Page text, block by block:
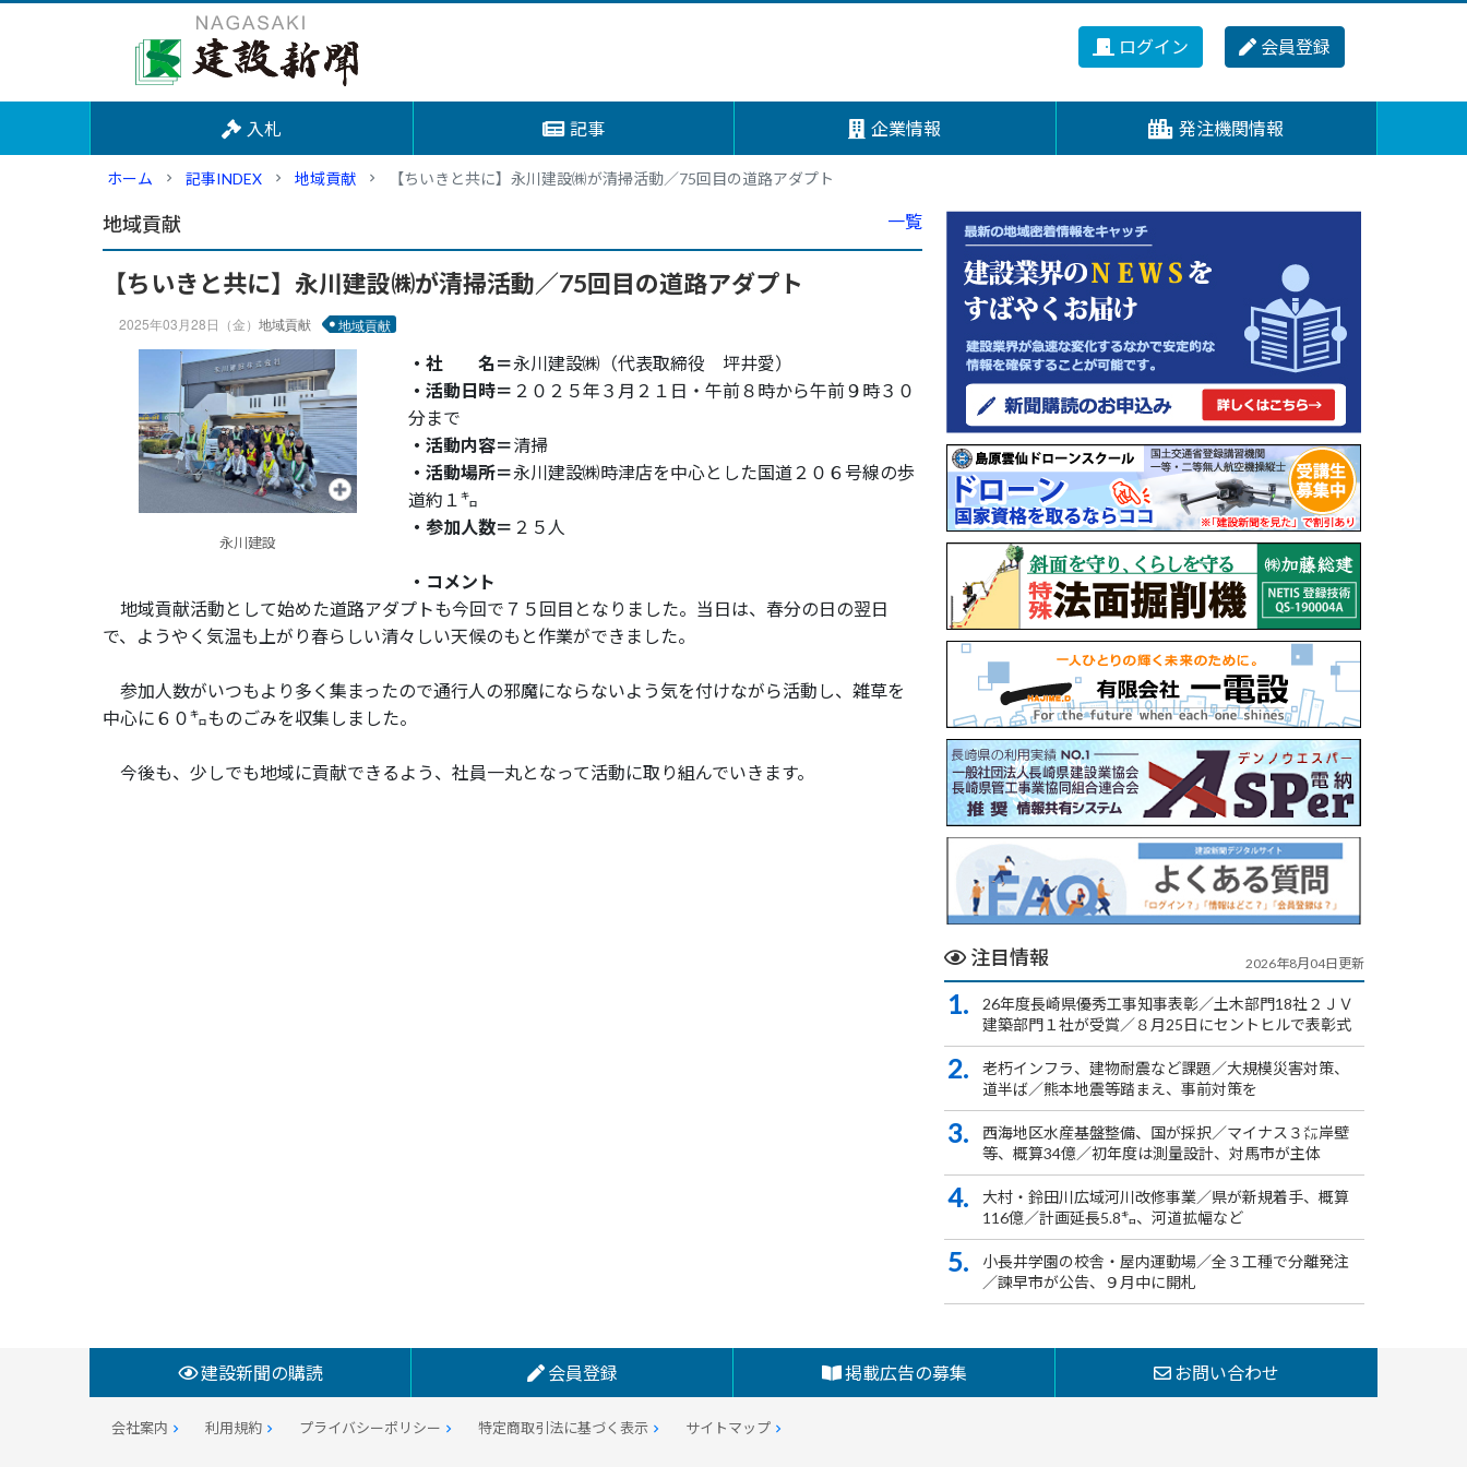
ログイン 会員登録
入札 記事 企業情報 発注機関情報
ホーム 記事INDEX 地域貢献 【ちいきと共に】永川建設㈱が清掃活動／75回目の道路アダプト
地域貢献 一覧
【ちいきと共に】永川建設㈱が清掃活動／75回目の道路アダプト
2025年03月28日（金） 地域貢献 地域貢献
永川建設
・社 名＝永川建設㈱（代表取締役 坪井愛）
・活動日時＝ ２０２５年３月２１日・午前８時から午前９時３０
分まで
・活動内容＝清掃
・活動場所＝永川建設㈱時津店を中心とした国道２０６号線の歩
道約１㌔
・参加人数＝ ２５人
・コメント
地域貢献活動として始めた道路アダプトも今回で７５回目となりました。当日は、春分の日の翌日
で、ようやく気温も上がり春らしい清々しい天候のもと作業ができました。
参加人数がいつもより多く集まったので通行人の邪魔にならないよう気を付けながら活動し、雑草を
中心に６０㌔ものごみを収集しました。
今後も、少しでも地域に貢献できるよう、社員一丸となって活動に取り組んでいきます。
注目情報 2026年8月04日更新
1.
26年度長崎県優秀工事知事表彰／土木部門18社２ＪＶ
建築部門１社が受賞／８月25日にセントヒルで表彰式
2.
老朽インフラ、建物耐震など課題／大規模災害対策、
道半ば／熊本地震等踏まえ、事前対策を
3.
西海地区水産基盤整備、国が採択／マイナス３㍍岸壁
等、概算34億／初年度は測量設計、対馬市が主体
4.
大村・鈴田川広域河川改修事業／県が新規着手、概算
116億／計画延長5.8㌔、河道拡幅など
5.
小長井学園の校舎・屋内運動場／全３工種で分離発注
／諫早市が公告、９月中に開札
建設新聞の購読 会員登録 掲載広告の募集 お問い合わせ
会社案内 利用規約 プライバシーポリシー 特定商取引法に基づく表示 サイトマップ